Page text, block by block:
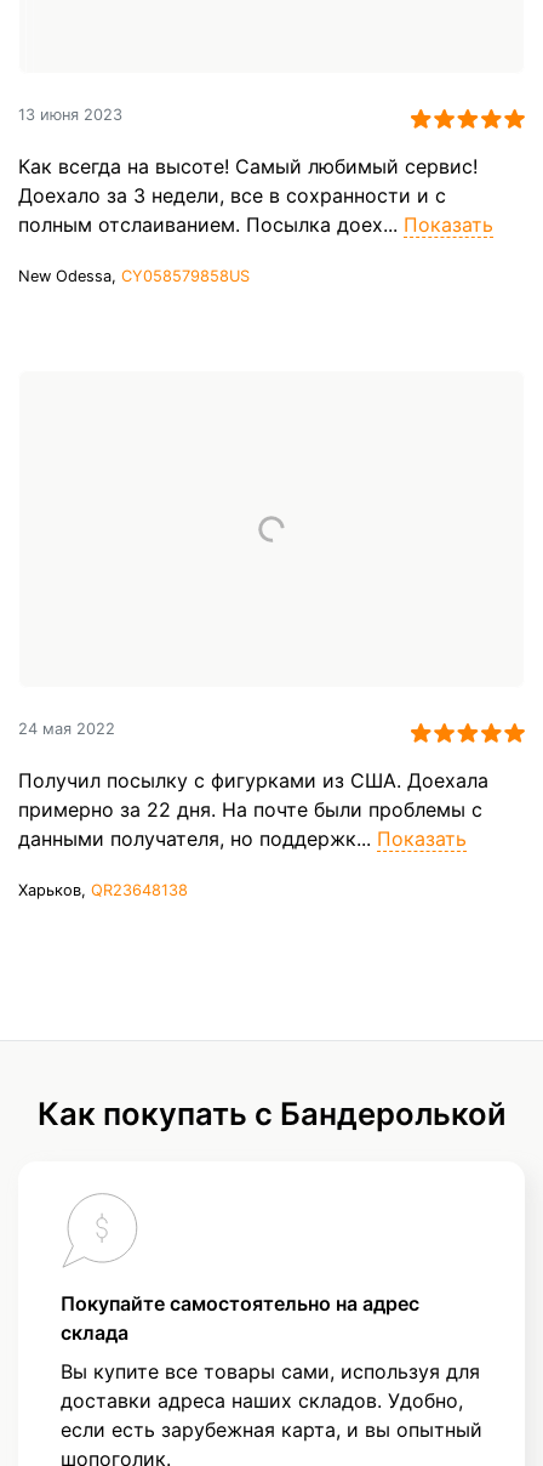
13 июня 2023
Как всегда на высоте! Самый любимый сервис!
Доехало за 3 недели, все в сохранности и с
полным отслаиванием. Посылка доех... Показать
New Odessa, CY058579858US
24 мая 2022
Получил посылку с фигурками из США. Доехала
примерно за 22 дня. На почте были проблемы с
данными получателя, но поддержк... Показать
Харьков, QR23648138
Как покупать с Бандеролькой
Покупайте самостоятельно на адрес
склада
Вы купите все товары сами, используя для
доставки адреса наших складов. Удобно,
если есть зарубежная карта, и вы опытный
шопоголик.